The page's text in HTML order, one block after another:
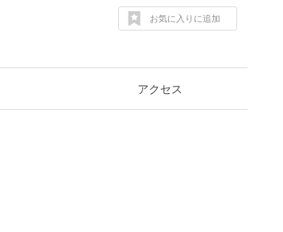
お気に入りに追加
アクセス